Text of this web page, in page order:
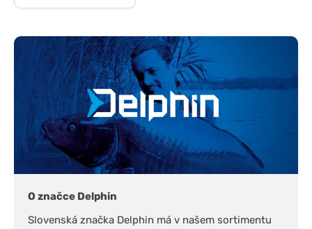
O značce Delphin
Slovenská značka Delphin má v našem sortimentu